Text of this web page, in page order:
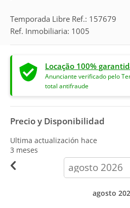
Temporada Libre Ref.: 157679
Ref. Inmobiliaria: 1005
Locação 100%
Anunciante verificado pelo
total antifraude
Precio y Disponibilidad
Ultima actualización hace
3 meses
calendar-
month
agosto